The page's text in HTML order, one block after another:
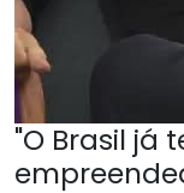
"O Brasil já